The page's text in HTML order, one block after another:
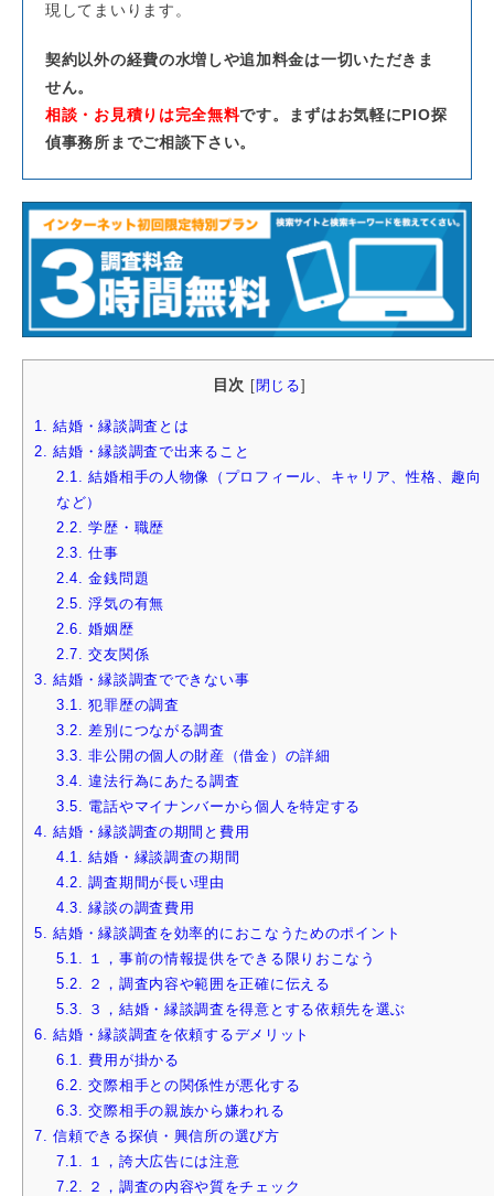
現してまいります。
契約以外の経費の水増しや追加料金は一切いただきま
せん。
相談・お見積りは完全無料です。まずはお気軽にPIO探
偵事務所までご相談下さい。
目次 [閉じる]
1.
結婚・縁談調査とは
2.
結婚・縁談調査で出来ること
2.1.
結婚相手の人物像（プロフィール、キャリア、性格、趣向
など）
2.2.
学歴・職歴
2.3.
仕事
2.4.
金銭問題
2.5.
浮気の有無
2.6.
婚姻歴
2.7.
交友関係
3.
結婚・縁談調査でできない事
3.1.
犯罪歴の調査
3.2.
差別につながる調査
3.3.
非公開の個人の財産（借金）の詳細
3.4.
違法行為にあたる調査
3.5.
電話やマイナンバーから個人を特定する
4.
結婚・縁談調査の期間と費用
4.1.
結婚・縁談調査の期間
4.2.
調査期間が長い理由
4.3.
縁談の調査費用
5.
結婚・縁談調査を効率的におこなうためのポイント
5.1.
１，事前の情報提供をできる限りおこなう
5.2.
２，調査内容や範囲を正確に伝える
5.3.
３，結婚・縁談調査を得意とする依頼先を選ぶ
6.
結婚・縁談調査を依頼するデメリット
6.1.
費用が掛かる
6.2.
交際相手との関係性が悪化する
6.3.
交際相手の親族から嫌われる
7.
信頼できる探偵・興信所の選び方
7.1.
１，誇大広告には注意
7.2.
２，調査の内容や質をチェック